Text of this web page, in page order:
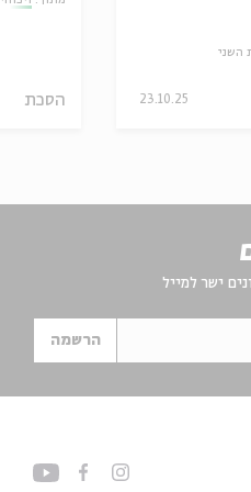
השני
23.10.25 הסכת
ישר למייל
הרשמה